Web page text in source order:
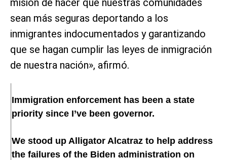
sean más seguras deportando a los
inmigrantes indocumentados y garantizando
que se hagan cumplir las leyes de inmigración
de nuestra nación», afirmó.
Immigration enforcement has been a state
priority since I’ve been governor.
We stood up Alligator Alcatraz to help address
the failures of the Biden administration on